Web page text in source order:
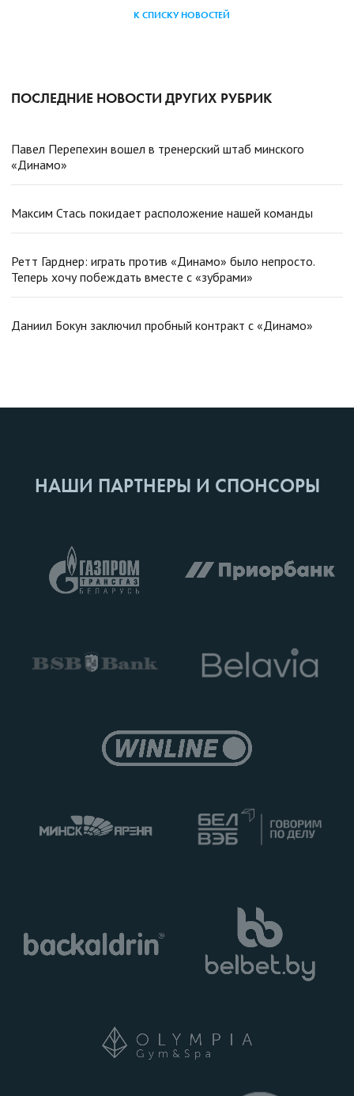
К СПИСКУ НОВОСТЕЙ
ПОСЛЕДНИЕ НОВОСТИ ДРУГИХ РУБРИК
Павел Перепехин вошел в тренерский штаб минского
«Динамо»
Максим Стась покидает расположение нашей команды
Ретт Гарднер: играть против «Динамо» было непросто.
Теперь хочу побеждать вместе с «зубрами»
Даниил Бокун заключил пробный контракт с «Динамо»
НАШИ ПАРТНЕРЫ И СПОНСОРЫ